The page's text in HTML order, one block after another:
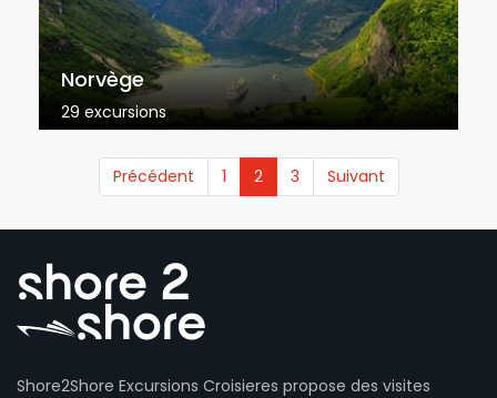
Norvège
29 excursions
Précédent 1 2(current)
3 Suivant
Shore2Shore Excursions Croisieres propose des visites